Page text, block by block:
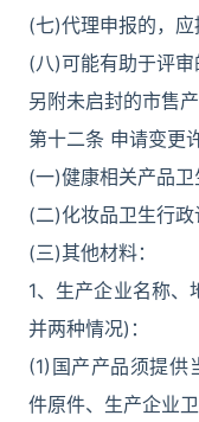
(七)代理申报的，
(八)可能有助于评审
另附未启封的市售产
第十二条 申请变更
(一)健康相关产品
(二)化妆品卫生行
(三)其他材料：
1、生产企业名称
并两种情况)：
(1)国产产品须提供
件原件、生产企业